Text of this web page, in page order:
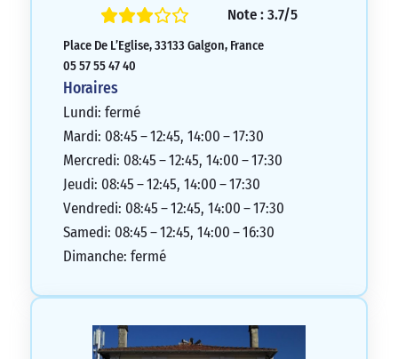
laissant un silence jusqu’à ce que le client
Note : 3.7/5
Place De L’Eglise, 33133 Galgon, France
05 57 55 47 40
Horaires
Lundi: fermé
Mardi: 08:45 – 12:45, 14:00 – 17:30
Mercredi: 08:45 – 12:45, 14:00 – 17:30
Jeudi: 08:45 – 12:45, 14:00 – 17:30
Vendredi: 08:45 – 12:45, 14:00 – 17:30
Samedi: 08:45 – 12:45, 14:00 – 16:30
Dimanche: fermé